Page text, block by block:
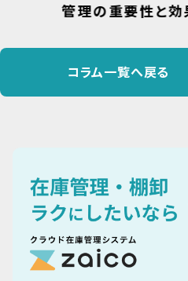
管理の重要性と効
コラム一覧へ戻る